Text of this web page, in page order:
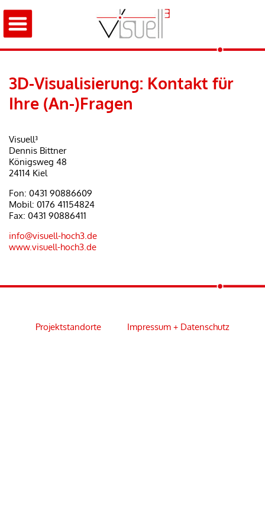
3D-Visualisierung: Kontakt für
Ihre (An-)Fragen
Visuell³
Dennis Bittner
Königsweg 48
24114 Kiel
Fon: 0431 90886609
Mobil: 0176 41154824
Fax: 0431 90886411
info@visuell-hoch3.de
www.visuell-hoch3.de
Projektstandorte Impressum + Datenschutz